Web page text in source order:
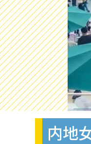
内地